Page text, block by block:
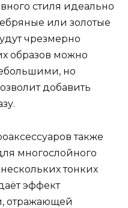
стиля идеально
или золотые
чрезмерно
образов можно
но
добавить
также
многослойного
тонких
эффект
отражающей